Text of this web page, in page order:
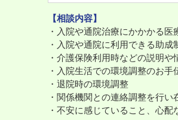
【相談内容】
・入院や通院治療にかかかる医
・入院や通院に利用できる助
・介護保険利用時などの説明や
・入院生活での環境調整のお手
・退院時の環境調整
・関係機関との連絡調整を行
・不安に感じていること、心